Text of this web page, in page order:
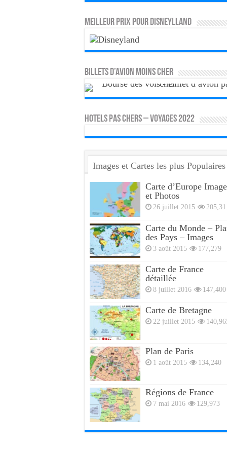
MEILLEUR PRIX POUR DISNEYLLAND
Billets d’avion moins cher
HOTELS PAS CHERS – VOYAGES 2022
Images et Cartes les plus Populaires
Carte d’Europe
et Photos
26 juillet 2015
Carte du Monde –
des Pays – Images
3 août 2015 177,279
Carte de France
détaillée
8 juillet 2016 147,400
Carte de Bretagne
22 juillet 2015
Plan de Paris
1 août 2015 134,240
Régions de France
7 mai 2016 129,973